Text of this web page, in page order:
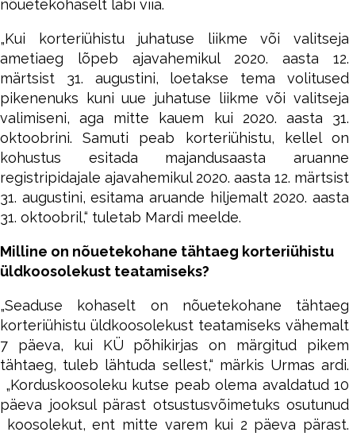
nõuetekohaselt läbi viia.
„Kui korteriühistu juhatuse liikme või valitseja
ametiaeg lõpeb ajavahemikul 2020. aasta 12.
märtsist 31. augustini, loetakse tema volitused
pikenenuks kuni uue juhatuse liikme või valitseja
valimiseni, aga mitte kauem kui 2020. aasta 31.
oktoobrini. Samuti peab korteriühistu, kellel on
kohustus esitada majandusaasta aruanne
registripidajale ajavahemikul 2020. aasta 12. märtsist
31. augustini, esitama aruande hiljemalt 2020. aasta
31. oktoobril,“ tuletab Mardi meelde.
Milline on nõuetekohane tähtaeg korteriühistu
üldkoosolekust teatamiseks?
„Seaduse kohaselt on nõuetekohane tähtaeg
korteriühistu üldkoosolekust teatamiseks vähemalt
7 päeva, kui KÜ põhikirjas on märgitud pikem
tähtaeg, tuleb lähtuda sellest,“ märkis Urmas ardi.
„Korduskoosoleku kutse peab olema avaldatud 10
päeva jooksul pärast otsustusvõimetuks osutunud
koosolekut, ent mitte varem kui 2 päeva pärast.